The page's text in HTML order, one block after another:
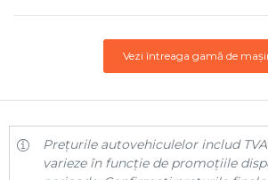
Vezi întreaga gamă de
Prețurile autovehiculelor includ
varieze în funcție de promoțiile